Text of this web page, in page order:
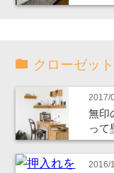
クローゼット
2017/
無印
って
2016/